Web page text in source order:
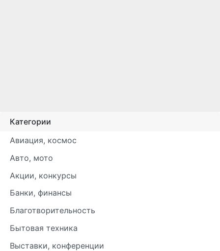
Категории
Авиация, космос
Авто, мото
Акции, конкурсы
Банки, финансы
Благотворительность
Бытовая техника
Выставки, конференции